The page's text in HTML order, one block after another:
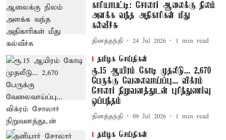
காரியாபட்டி: சோலார் ஆலைக்கு நிலம்
அளக்க வந்த அதிகாரிகள் மீது
கல்வீச்சு
தினத்தந்தி 24 Jul 2026 1 min read
தமிழக செய்திகள்
ரூ.15 ஆயிரம் கோடி முதலீடு... 2,670
பேருக்கு வேலைவாய்ப்பு... விக்ரம்
சோலார் நிறுவனத்துடன் புரிந்துணர்வு
ஒப்பந்தம்
தினத்தந்தி 09 Jul 2026 1 min read
தமிழக செய்திகள்